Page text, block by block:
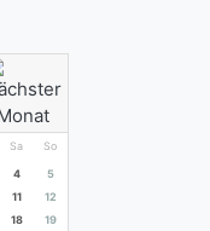
Sa So
4
5
11
12
18 19